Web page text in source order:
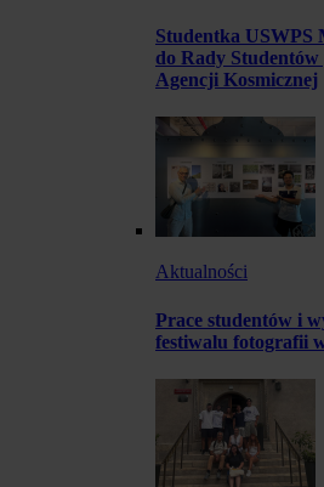
Studentka USWPS
do Rady Studentów
Agencji Kosmicznej
Aktualności
Prace studentów i
festiwalu fotografii